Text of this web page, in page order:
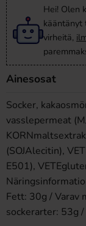
Hei! Olen
kääntänyt
virheitä,
Ainesosat
Socker,
vasslepermeat
(SOJAlecitin),
E501),
Fett: 30g / Varav
sockerarter: 53g